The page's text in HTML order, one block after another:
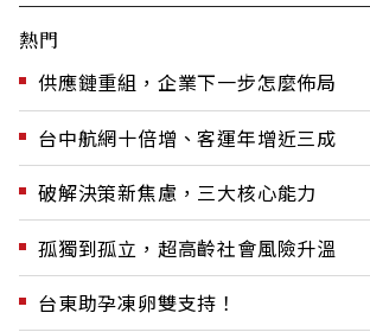
熱門
供應鏈重組，企業下一步怎麼佈局
台中航網十倍增、客運年增近三成
破解決策新焦慮，三大核心能力
孤獨到孤立，超高齡社會風險升溫
台東助孕凍卵雙支持！